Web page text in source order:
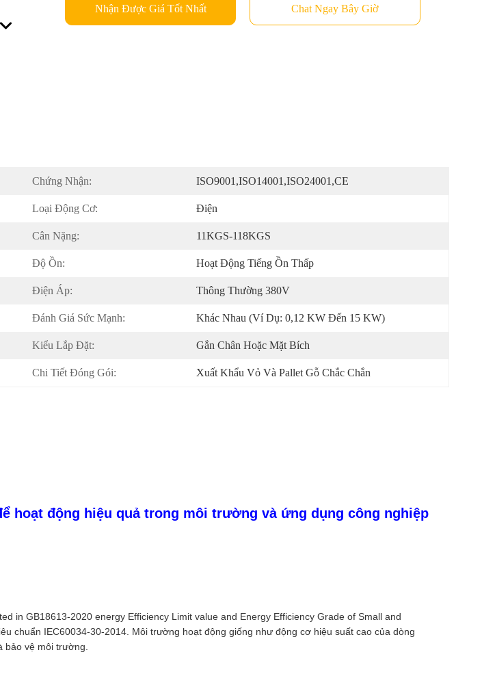
Nhận Được Giá Tốt Nhất Chat Ngay Bây Giờ
Chứng Nhận: ISO9001,ISO14001,ISO24001,CE
Loại Động Cơ: Điện
Cân Nặng: 11KGS-118KGS
Độ Ồn: Hoạt Động Tiếng Ồn Thấp
Điện Áp: Thông Thường 380V
Đánh Giá Sức Mạnh: Khác Nhau (ví Dụ: 0,12 KW Đến 15 KW)
Kiểu Lắp Đặt: Gắn Chân Hoặc Mặt Bích
Chi Tiết Đóng Gói: Xuất Khẩu Vỏ Và Pallet Gỗ Chắc Chắn
hoạt động hiệu quả trong môi trường và ứng dụng công nghiệp
in GB18613-2020 energy Efficiency Limit value and Energy Efficiency Grade of Small and
chuẩn IEC60034-30-2014. Môi trường hoạt động giống như động cơ hiệu suất cao của dòng
bảo vệ môi trường.